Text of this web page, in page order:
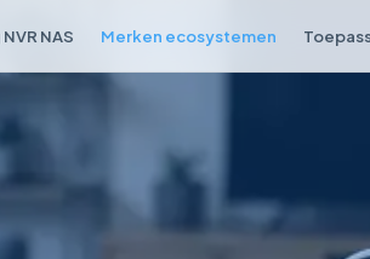
NAS Merken ecosystemen